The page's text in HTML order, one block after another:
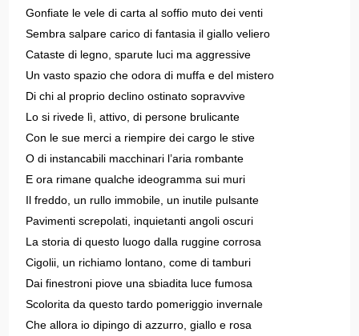
Gonfiate le vele di carta al soffio muto dei venti
Sembra salpare carico di fantasia il giallo veliero
Cataste di legno, sparute luci ma aggressive
Un vasto spazio che odora di muffa e del mistero
Di chi al proprio declino ostinato sopravvive
Lo si rivede lì, attivo, di persone brulicante
Con le sue merci a riempire dei cargo le stive
O di instancabili macchinari l’aria rombante
E ora rimane qualche ideogramma sui muri
Il freddo, un rullo immobile, un inutile pulsante
Pavimenti screpolati, inquietanti angoli oscuri
La storia di questo luogo dalla ruggine corrosa
Cigolii, un richiamo lontano, come di tamburi
Dai finestroni piove una sbiadita luce fumosa
Scolorita da questo tardo pomeriggio invernale
Che allora io dipingo di azzurro, giallo e rosa